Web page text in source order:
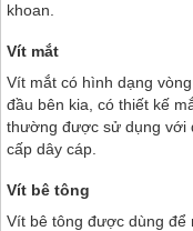
khoan.
Vít mắt
Vít mắt có hình dạng
đầu bên kia, có thiết kế
thường được sử dụng với
cấp dây cáp.
Vít bê tông
Vít bê tông được dùng để